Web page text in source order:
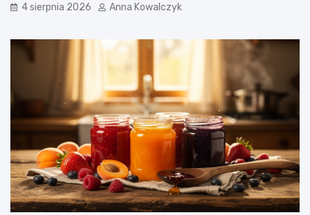
4 sierpnia 2026 Anna Kowalczyk